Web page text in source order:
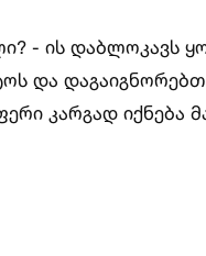
- ის დაბლოკავს
და დაგაიგნორებთ
კარგად იქნება